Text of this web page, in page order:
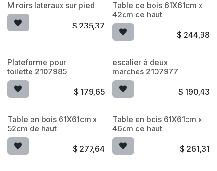
Miroirs latéraux sur pied
$ 235,37
Table de bois 61X61cm x
42cm de haut
$ 244,98
Plateforme pour
toilette 2107985
$ 179,65
escalier à deux
marches 2107977
$ 190,43
Table en bois 61X61cm x
52cm de haut
$ 277,64
Table en bois 61X61cm x
46cm de haut
$ 261,31